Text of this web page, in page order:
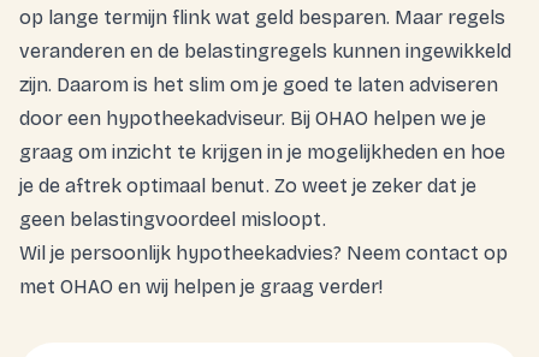
op lange termijn flink wat geld besparen. Maar regels
veranderen en de belastingregels kunnen ingewikkeld
zijn. Daarom is het slim om je goed te laten adviseren
door een hypotheekadviseur. Bij OHAO helpen we je
graag om inzicht te krijgen in je mogelijkheden en hoe
je de aftrek optimaal benut. Zo weet je zeker dat je
geen belastingvoordeel misloopt.
Wil je persoonlijk hypotheekadvies? Neem contact op
met OHAO en wij helpen je graag verder!